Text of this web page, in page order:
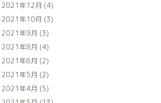
2021年12月 (4)
2021年10月 (3)
2021年9月 (3)
2021年8月 (4)
2021年6月 (2)
2021年5月 (2)
2021年4月 (5)